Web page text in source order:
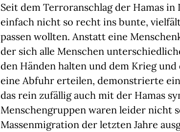
Seit dem Terroranschlag der Hamas in
einfach nicht so recht ins bunte,
passen wollten. Anstatt eine
der sich alle Menschen
den Händen halten und dem Krieg
eine Abfuhr erteilen, demonstrierte
das rein zufällig auch mit der Hamas
Menschengruppen waren leider nicht
Massenmigration der letzten Jahre